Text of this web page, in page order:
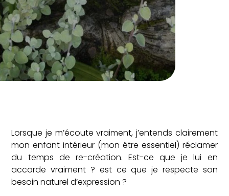
Lorsque je m’écoute vraiment, j’entends clairement
mon enfant intérieur (mon être essentiel) réclamer
du temps de re-création. Est-ce que je lui en
accorde vraiment ? est ce que je respecte son
besoin naturel d’expression ?